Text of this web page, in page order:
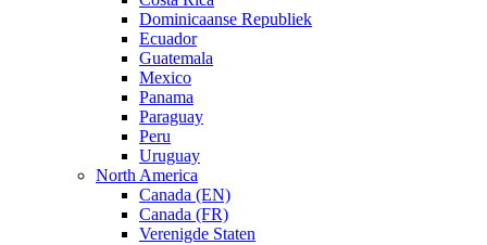
Dominicaanse Republiek
Ecuador
Guatemala
Mexico
Panama
Paraguay
Peru
Uruguay
North America
Canada (EN)
Canada (FR)
Verenigde Staten